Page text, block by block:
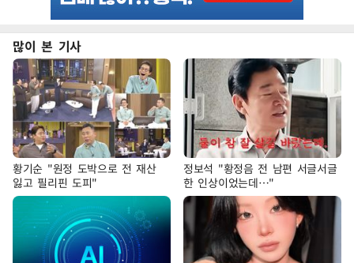
많이 본 기사
황기순 "원정 도박으로 전 재산
잃고 필리핀 도피"
정보석 "황정음 전 남편 서글서글
한 인상이었는데…"